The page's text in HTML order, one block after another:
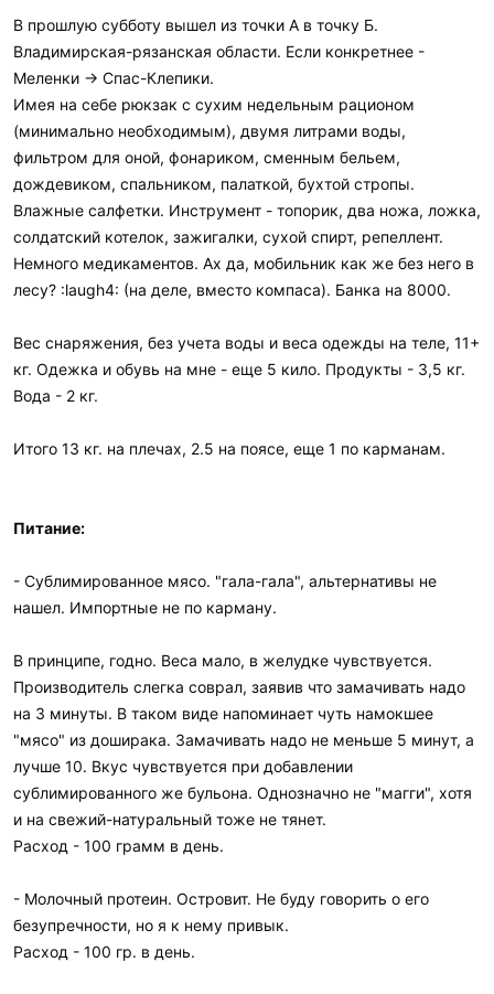
В прошлую субботу вышел из точки А в точку Б.
Владимирская-рязанская области. Если конкретнее -
Меленки -> Спас-Клепики.
Имея на себе рюкзак с сухим недельным рационом
(минимально необходимым), двумя литрами воды,
фильтром для оной, фонариком, сменным бельем,
дождевиком, спальником, палаткой, бухтой стропы.
Влажные салфетки. Инструмент - топорик, два ножа, ложка,
солдатский котелок, зажигалки, сухой спирт, репеллент.
Немного медикаментов. Ах да, мобильник как же без него в
лесу? :laugh4: (на деле, вместо компаса). Банка на 8000.
Вес снаряжения, без учета воды и веса одежды на теле, 11+
кг. Одежка и обувь на мне - еще 5 кило. Продукты - 3,5 кг.
Вода - 2 кг.
Итого 13 кг. на плечах, 2.5 на поясе, еще 1 по карманам.
Питание:
- Сублимированное мясо. "гала-гала", альтернативы не
нашел. Импортные не по карману.
В принципе, годно. Веса мало, в желудке чувствуется.
Производитель слегка соврал, заявив что замачивать надо
на 3 минуты. В таком виде напоминает чуть намокшее
"мясо" из доширака. Замачивать надо не меньше 5 минут, а
лучше 10. Вкус чувствуется при добавлении
сублимированного же бульона. Однозначно не "магги", хотя
и на свежий-натуральный тоже не тянет.
Расход - 100 грамм в день.
- Молочный протеин. Островит. Не буду говорить о его
безупречности, но я к нему привык.
Расход - 100 гр. в день.